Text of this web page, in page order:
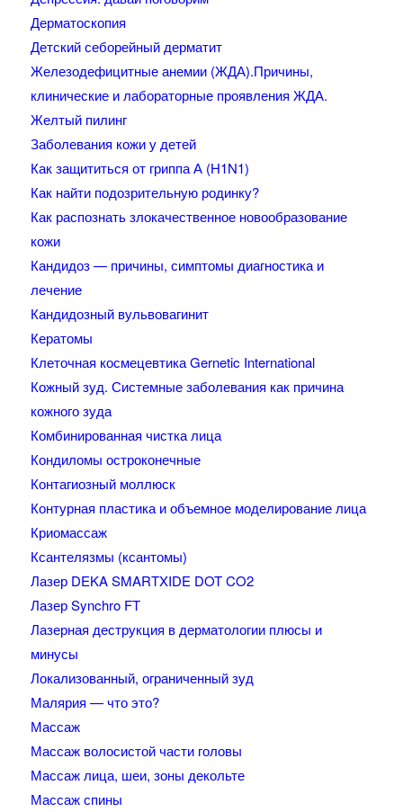
Дерматоскопия
Детский себорейный дерматит
Железодефицитные анемии (ЖДА).Причины,
клинические и лабораторные проявления ЖДА.
Желтый пилинг
Заболевания кожи у детей
Как защититься от гриппа А (H1N1)
Как найти подозрительную родинку?
Как распознать злокачественное новообразование
кожи
Кандидоз — причины, симптомы диагностика и
лечение
Кандидозный вульвовагинит
Кератомы
Клеточная космецевтика Gernetic International
Кожный зуд. Системные заболевания как причина
кожного зуда
Комбинированная чистка лица
Кондиломы остроконечные
Контагиозный моллюск
Контурная пластика и объемное моделирование лица
Криомассаж
Ксантелязмы (ксантомы)
Лазер DEKA SMARTXIDE DOT CO2
Лазер Synchro FT
Лазерная деструкция в дерматологии плюсы и
минусы
Локализованный, ограниченный зуд
Малярия — что это?
Массаж
Массаж волосистой части головы
Массаж лица, шеи, зоны декольте
Массаж спины